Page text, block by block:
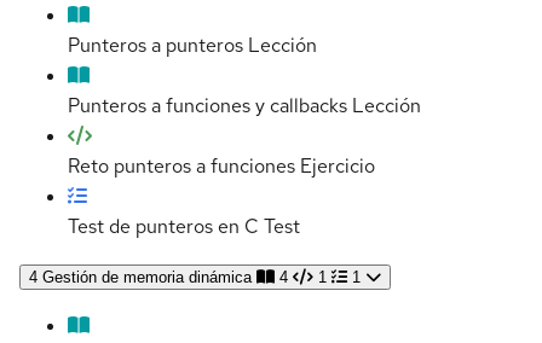
Punteros a punteros Lección
Punteros a funciones y callbacks Lección
Reto punteros a funciones Ejercicio
Test de punteros en C Test
4 Gestión de memoria dinámica 4 1 1